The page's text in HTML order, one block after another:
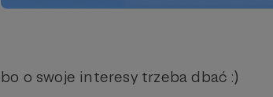
bo o swoje interesy trzeba dbać :)